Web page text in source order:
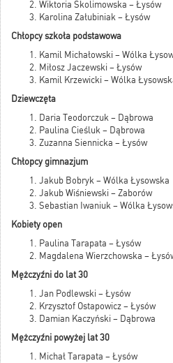
Wiktoria Skolimowska – Łysów
Karolina Załubiniak – Łysów
Chłopcy szkoła podstawowa
Kamil Michałowski – Wólka
Miłosz Jaczewski – Łysów
Kamil Krzewicki – Wólka
Dziewczęta
Daria Teodorczuk – Dąbrowa
Paulina Cieśluk – Dąbrowa
Zuzanna Siennicka – Łysów
Chłopcy gimnazjum
Jakub Bobryk – Wólka Łysowska
Jakub Wiśniewski – Zaborów
Sebastian Iwaniuk – Wólka
Kobiety open
Paulina Tarapata – Łysów
Magdalena Wierzchowska –
Mężczyźni do lat 30
Jan Podlewski – Łysów
Krzysztof Ostapowicz – Łysów
Damian Kaczyński – Dąbrowa
Mężczyźni powyżej lat 30
Michał Tarapata – Łysów